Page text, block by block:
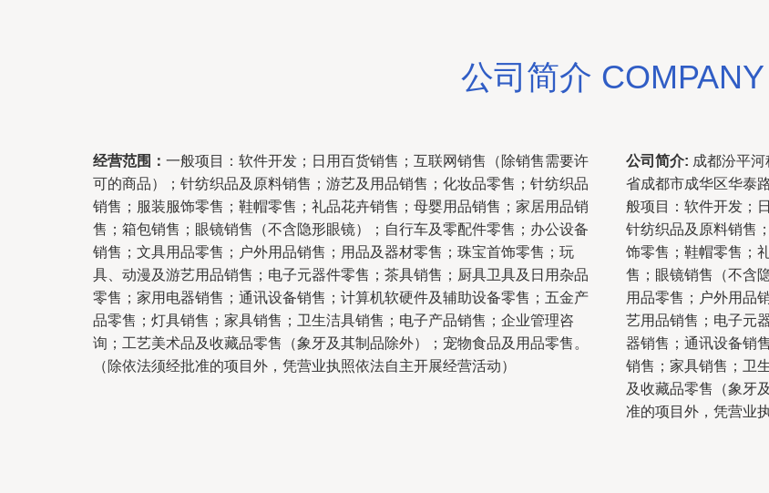
公司简介 COMPANY
经营范围： 一般项目：软件开发；日用百货销售；互联网销售（除销售需要许
可的商品）；针纺织品及原料销售；游艺及用品销售；化妆品零售；针纺织品
销售；服装服饰零售；鞋帽零售；礼品花卉销售；母婴用品销售；家居用品销
售；箱包销售；眼镜销售（不含隐形眼镜）；自行车及零配件零售；办公设备
销售；文具用品零售；户外用品销售；用品及器材零售；珠宝首饰零售；玩
具、动漫及游艺用品销售；电子元器件零售；茶具销售；厨具卫具及日用杂品
零售；家用电器销售；通讯设备销售；计算机软硬件及辅助设备零售；五金产
品零售；灯具销售；家具销售；卫生洁具销售；电子产品销售；企业管理咨
询；工艺美术品及收藏品零售（象牙及其制品除外）；宠物食品及用品零售。
（除依法须经批准的项目外，凭营业执照依法自主开展经营活动）
公司简介: 成都汾平
省成都市成华区华泰
般项目：软件开发；
针纺织品及原料销售
饰零售；鞋帽零售；
售；眼镜销售（不含
用品零售；户外用品
艺用品销售；电子元
器销售；通讯设备销
销售；家具销售；卫
及收藏品零售（象牙
准的项目外，凭营业